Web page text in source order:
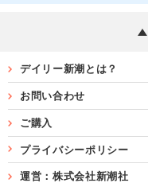
デイリー新潮とは？
お問い合わせ
ご購入
プライバシーポリシー
運営：株式会社新潮社